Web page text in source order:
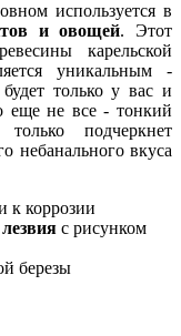
используется в
и овощей. Этот
карельской
уникальным -
только у вас и
еще не все - тонкий
подчеркнет
небанального вкуса
к коррозии
с рисунком
березы